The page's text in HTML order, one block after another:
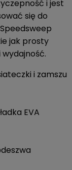
i jest
się do
jak prosty
i zamszu
EVA